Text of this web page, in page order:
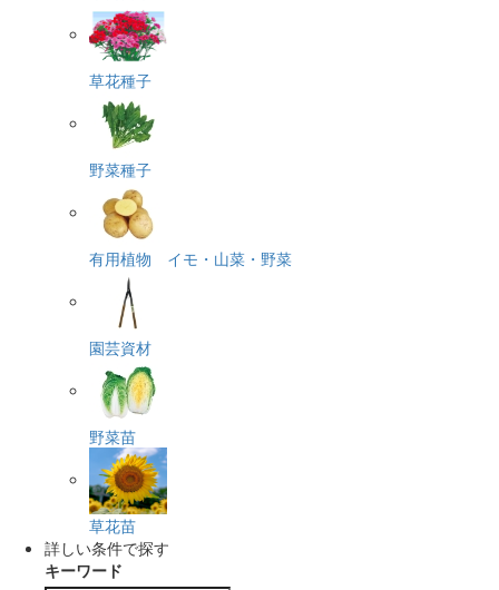
草花種子
野菜種子
有用植物 イモ・山菜・野菜
園芸資材
野菜苗
草花苗
詳しい条件で探す
キーワード